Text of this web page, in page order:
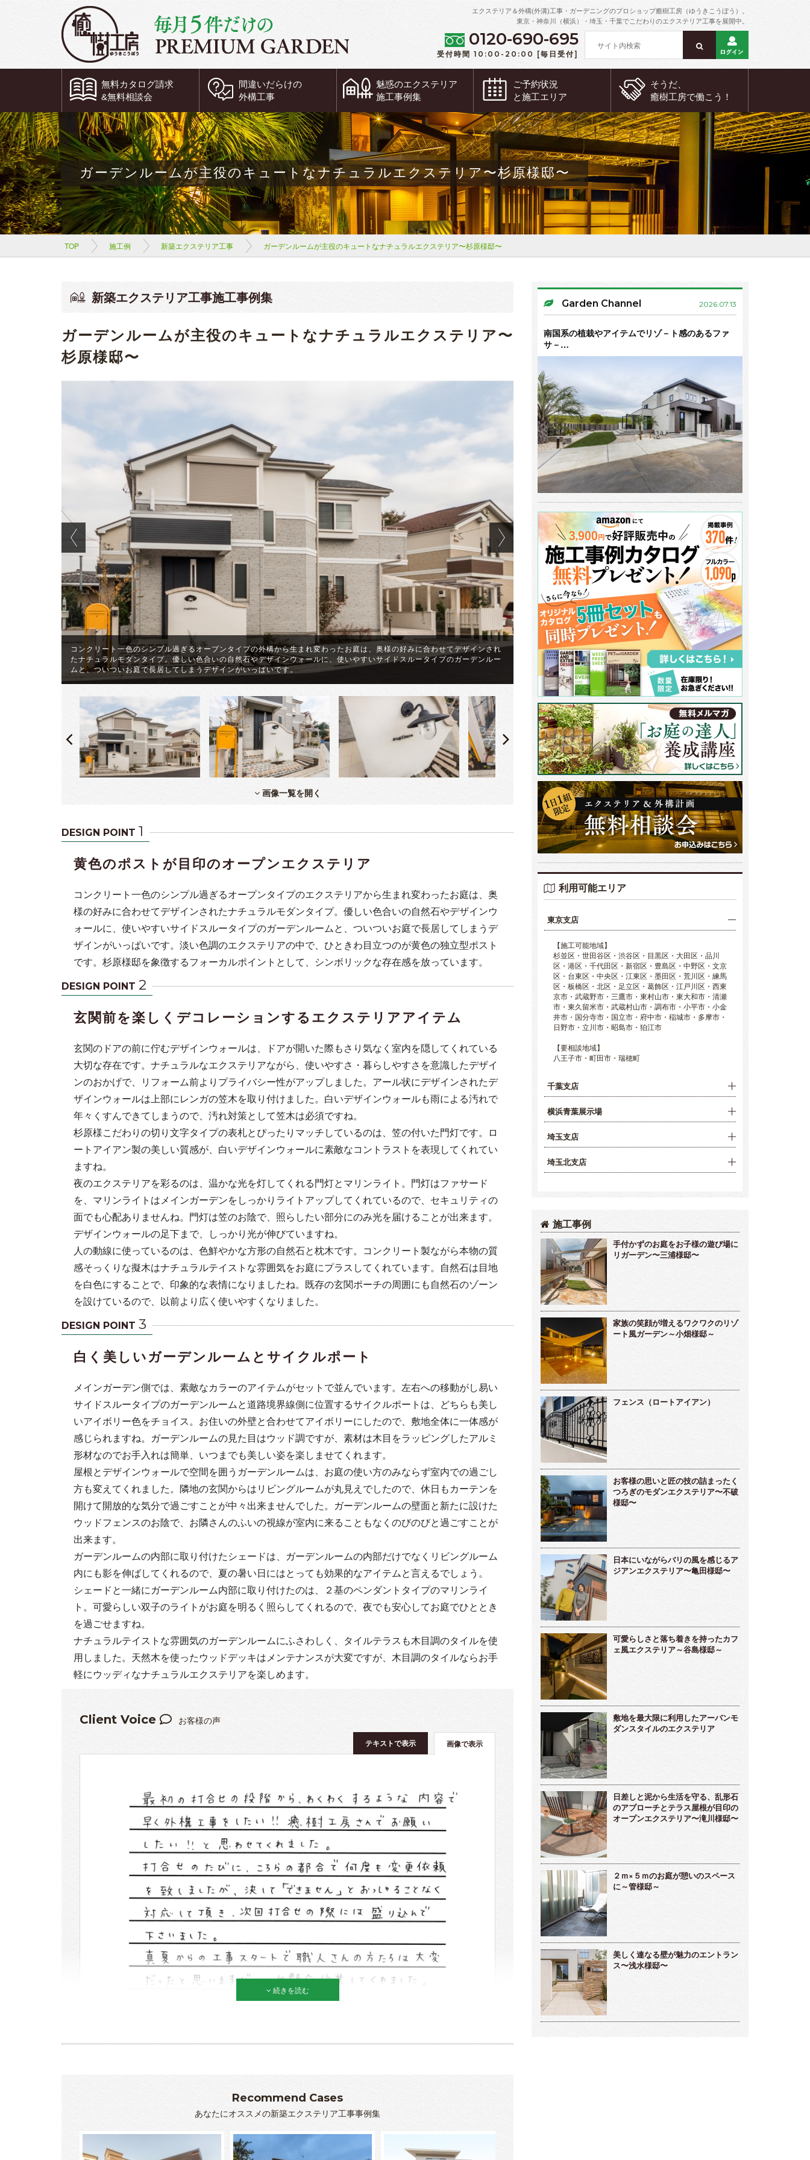
エクステリア＆外構(外溝)工事・ガーデニングのプロショップ癒樹工房（ゆうきこうぼう）。
東京・神奈川（横浜）・埼玉・千葉でこだわりのエクステリア工事を展開中。
0120-690-695
受付時間 10:00-20:00 [毎日受付]
無料カタログ請求
&無料相談会
間違いだらけの
外構工事
魅惑のエクステリア
施工事例集
ご予約状況
と施工エリア
そうだ、
癒樹工房で働こう！
ガーデンルームが主役のキュートなナチュラルエクステリア〜杉原様邸〜
TOP 施工例 新築エクステリア工事 ガーデンルームが主役のキュートなナチュラルエクステリア〜杉原様邸〜
新築エクステリア工事施工事例集
ガーデンルームが主役のキュートなナチュラルエクステリア〜
杉原様邸〜
コンクリート一色のシンプル過ぎるオープンタイプの外構から生まれ変わったお庭は、奥様の好みに合わせてデザインされ
たナチュラルモダンタイプ。優しい色合いの自然石やデザインウォールに、使いやすいサイドスルータイプのガーデンルー
ムと、ついついお庭で長居してしまうデザインがいっぱいです。
淡い色調のエクステリアの中で、ひときわ目立つのが黄色の独立型ポストで
（見どころ）として、シンボリックな存在感を放っています。
画像一覧を開く
DESIGN POINT 1
黄色のポストが目印のオープンエクステリア
コンクリート一色のシンプル過ぎるオープンタイプのエクステリアから生まれ変わったお庭は、奥
様の好みに合わせてデザインされたナチュラルモダンタイプ。優しい色合いの自然石やデザインウ
ォールに、使いやすいサイドスルータイプのガーデンルームと、ついついお庭で長居してしまうデ
ザインがいっぱいです。淡い色調のエクステリアの中で、ひときわ目立つのが黄色の独立型ポスト
です。杉原様邸を象徴するフォーカルポイントとして、シンボリックな存在感を放っています。
DESIGN POINT 2
玄関前を楽しくデコレーションするエクステリアアイテム
玄関のドアの前に佇むデザインウォールは、ドアが開いた際もさり気なく室内を隠してくれている
大切な存在です。ナチュラルなエクステリアながら、使いやすさ・暮らしやすさを意識したデザイ
ンのおかげで、リフォーム前よりプライバシー性がアップしました。アール状にデザインされたデ
ザインウォールは上部にレンガの笠木を取り付けました。白いデザインウォールも雨による汚れで
年々くすんできてしまうので、汚れ対策として笠木は必須ですね。
杉原様こだわりの切り文字タイプの表札とぴったりマッチしているのは、笠の付いた門灯です。ロ
ートアイアン製の美しい質感が、白いデザインウォールに素敵なコントラストを表現してくれてい
ますね。
夜のエクステリアを彩るのは、温かな光を灯してくれる門灯とマリンライト。門灯はファサード
を、マリンライトはメインガーデンをしっかりライトアップしてくれているので、セキュリティの
面でも心配ありませんね。門灯は笠のお陰で、照らしたい部分にのみ光を届けることが出来ます。
デザインウォールの足下まで、しっかり光が伸びていますね。
人の動線に使っているのは、色鮮やかな方形の自然石と枕木です。コンクリート製ながら本物の質
感そっくりな擬木はナチュラルテイストな雰囲気をお庭にプラスしてくれています。自然石は目地
を白色にすることで、印象的な表情になりましたね。既存の玄関ポーチの周囲にも自然石のゾーン
を設けているので、以前より広く使いやすくなりました。
DESIGN POINT 3
白く美しいガーデンルームとサイクルポート
メインガーデン側では、素敵なカラーのアイテムがセットで並んでいます。左右への移動がし易い
サイドスルータイプのガーデンルームと道路境界線側に位置するサイクルポートは、どちらも美し
いアイボリー色をチョイス。お住いの外壁と合わせてアイボリーにしたので、敷地全体に一体感が
感じられますね。ガーデンルームの見た目はウッド調ですが、素材は木目をラッピングしたアルミ
形材なのでお手入れは簡単、いつまでも美しい姿を楽しませてくれます。
屋根とデザインウォールで空間を囲うガーデンルームは、お庭の使い方のみならず室内での過ごし
方も変えてくれました。隣地の玄関からはリビングルームが丸見えでしたので、休日もカーテンを
開けて開放的な気分で過ごすことが中々出来ませんでした。ガーデンルームの壁面と新たに設けた
ウッドフェンスのお陰で、お隣さんのふいの視線が室内に来ることもなくのびのびと過ごすことが
出来ます。
ガーデンルームの内部に取り付けたシェードは、ガーデンルームの内部だけでなくリビングルーム
内にも影を伸ばしてくれるので、夏の暑い日にはとっても効果的なアイテムと言えるでしょう。
シェードと一緒にガーデンルーム内部に取り付けたのは、２基のペンダントタイプのマリンライ
ト。可愛らしい双子のライトがお庭を明るく照らしてくれるので、夜でも安心してお庭でひととき
を過ごせますね。
ナチュラルテイストな雰囲気のガーデンルームにふさわしく、タイルテラスも木目調のタイルを使
用しました。天然木を使ったウッドデッキはメンテナンスが大変ですが、木目調のタイルならお手
軽にウッディなナチュラルエクステリアを楽しめます。
Client Voice お客様の声
画像で表示
テキストで表示
続きを読む
Recommend Cases
あなたにオススメの新築エクステリア工事事例集
Garden Channel 2026.07.13
南国系の植栽やアイテムでリゾ－ト感のあるファ
サ－…
利用可能エリア
東京支店
【施工可能地域】
杉並区・世田谷区・渋谷区・目黒区・大田区・品川
区・港区・千代田区・新宿区・豊島区・中野区・文京
区・台東区・中央区・江東区・墨田区・荒川区・練馬
区・板橋区・北区・足立区・葛飾区・江戸川区・西東
京市・武蔵野市・三鷹市・東村山市・東大和市・清瀬
市・東久留米市・武蔵村山市・調布市・小平市・小金
井市・国分寺市・国立市・府中市・稲城市・多摩市・
日野市・立川市・昭島市・狛江市
【要相談地域】
八王子市・町田市・瑞穂町
千葉支店
横浜青葉展示場
埼玉支店
埼玉北支店
施工事例
手付かずのお庭をお子様の遊び場に
リガーデン〜三浦様邸〜
家族の笑顔が増えるワクワクのリゾ
ート風ガーデン～小畑様邸～
フェンス（ロートアイアン）
お客様の思いと匠の技の詰まったく
つろぎのモダンエクステリア〜不破
様邸〜
日本にいながらバリの風を感じるア
ジアンエクステリア〜亀田様邸〜
可愛らしさと落ち着きを持ったカフ
ェ風エクステリア～谷島様邸～
敷地を最大限に利用したアーバンモ
ダンスタイルのエクステリア
日差しと泥から生活を守る、乱形石
のアプローチとテラス屋根が目印の
オープンエクステリア〜滝川様邸〜
２ｍ×５ｍのお庭が憩いのスペース
に～管様邸～
美しく連なる壁が魅力のエントラン
ス〜浅水様邸〜